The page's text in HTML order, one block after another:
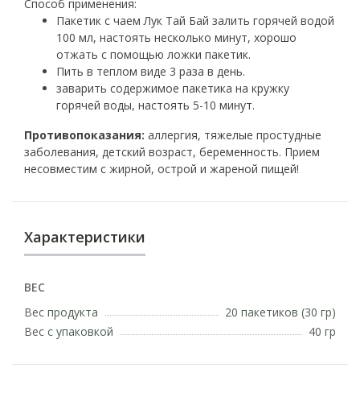
Способ применения:
Пакетик с чаем Лук Тай Бай залить горячей водой
100 мл, настоять несколько минут, хорошо
отжать с помощью ложки пакетик.
Пить в теплом виде 3 раза в день.
заварить содержимое пакетика на кружку
горячей воды, настоять 5-10 минут.
Противопоказания: аллергия, тяжелые простудные
заболевания, детский возраст, беременность. Прием
несовместим с жирной, острой и жареной пищей!
Характеристики
ВЕС
Вес продукта
20 пакетиков (30 гр)
Вес с упаковкой
40 гр